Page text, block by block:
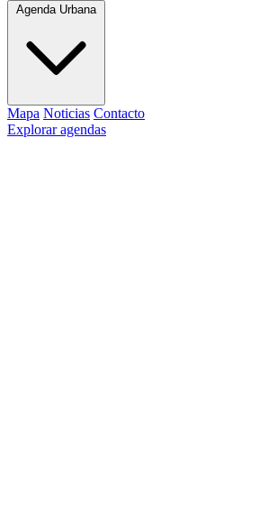
Agenda Urbana
Mapa Noticias Contacto
Explorar agendas